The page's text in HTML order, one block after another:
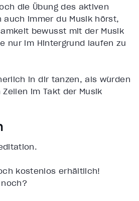
die Übung des aktiven
auch immer du Musik hörst,
bewusst mit der Musik
nur im Hintergrund laufen zu
in dir tanzen, als würden
im Takt der Musik
kostenlos erhältlich!